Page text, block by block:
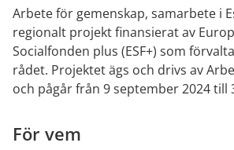
Arbete för gemenskap, samarbete i
regionalt projekt finansierat av
Socialfonden plus (ESF+) som
rådet. Projektet ägs och drivs av
och pågår från 9 september 2024 till
För vem